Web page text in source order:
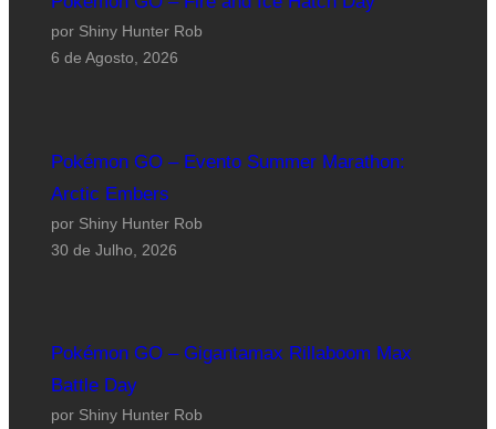
por Shiny Hunter Rob
6 de Agosto, 2026
Pokémon GO – Evento Summer Marathon:
Arctic Embers
por Shiny Hunter Rob
30 de Julho, 2026
Pokémon GO – Gigantamax Rillaboom Max
Battle Day
por Shiny Hunter Rob